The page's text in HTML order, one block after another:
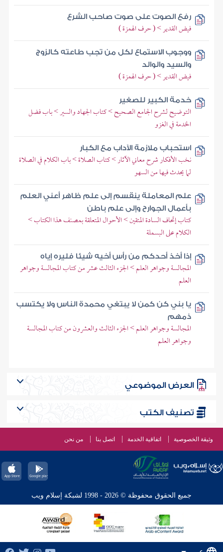
رفع الصوت على صوت صاحب الشرع
فيض القدير > ( حرف الهمزة )
ووجوب الاستماع لكل من تجب طاعته كالزوج
والسيد والوالد
فيض القدير > ( حرف الهمزة )
خدمة الكبير للصغير
التوضيح لشرح الجامع الصحيح > كتاب الجهاد والسير > باب فضل
الخدمة في الغزو
استحباب ملازمة الآداب مع الكبار
نخب الأفكار شرح معاني الآثار > كتاب الصلاة > باب الكلام في الصلاة
لما يحدث فيها من السهو
علم المعاملة ينقسم إلى علم ظاهر أعني العلم
بأعمال الجوارح وإلى علم باطن
كتاب إتحاف السادة المتقين > الأحوال المتعلقة بمصنف هذا الكتاب >
الكلام على البسملة
إذا أخذ أحدكم من رأس أخيه شيئا فليره إياه
المجالسة وجواهر العلم > الجزء الثالث عشر من كتاب المجالسة وجواهر
العلم
يا بني كن كمن لا يبتغي محمدة الناس ولا يكتسب
ذمهم
المجالسة وجواهر العلم > الجزء الثالث والعشرون من كتاب المجالسة
وجواهر العلم
العرض الموضوعي
تصنيف الكتب
وثيقة الخصوصية اتفاقية الخدمة اتصل بنا من نحن
جميع الحقوق محفوظة © 2026 - 1998 لشبكة إسلام ويب